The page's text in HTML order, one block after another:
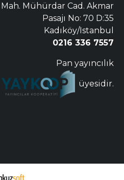
Mühürdar Cad. Akmar
Pasajı No: 70 D:35
Kadıköy/Istanbul
0216 336 7557
Pan yayıncılık
üyesidir.